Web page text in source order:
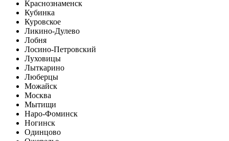
Краснознаменск
Кубинка
Куровское
Ликино-Дулево
Лобня
Лосино-Петровский
Луховицы
Лыткарино
Люберцы
Можайск
Москва
Мытищи
Наро-Фоминск
Ногинск
Одинцово